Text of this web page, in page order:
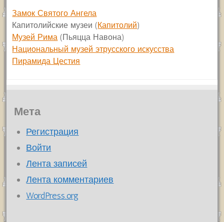
Замок Святого Ангела
Капитолийские музеи (Капитолий)
Музей Рима (Пьяцца Навона)
Национальный музей этрусского искусства
Пирамида Цестия
Мета
Регистрация
Войти
Лента записей
Лента комментариев
WordPress.org